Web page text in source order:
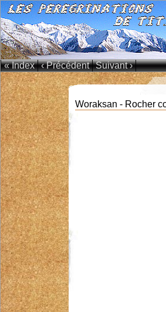
« Index ‹ Précédent Suivant ›
Woraksan - Rocher